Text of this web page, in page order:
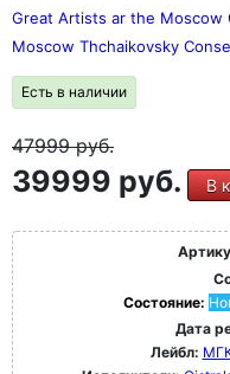
Great Artists ar the Moscow
Moscow Thchaikovsky
Есть в наличии
47999руб.
39999 руб. В
Состояние:
Дата
Лейбл: